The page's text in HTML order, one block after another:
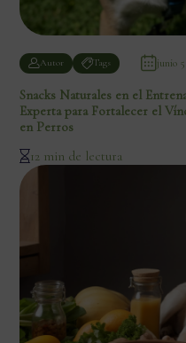
Autor Tags junio
Snacks Naturales en el
Experta para Fortalecer el
en Perros
12 min de lectura